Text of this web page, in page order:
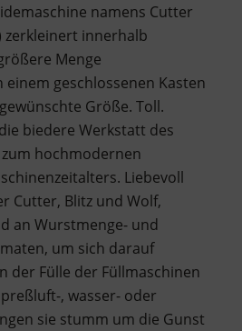
namens Cutter
zerkleinert innerhalb
Menge
einem geschlossenen Kasten
Größe. Toll.
biedere Werkstatt des
hochmodernen
Liebevoll
Cutter, Blitz und Wolf,
an Wurstmenge- und
um sich darauf
der Fülle der Füllmaschinen
, wasser- oder
sie stumm um die Gunst